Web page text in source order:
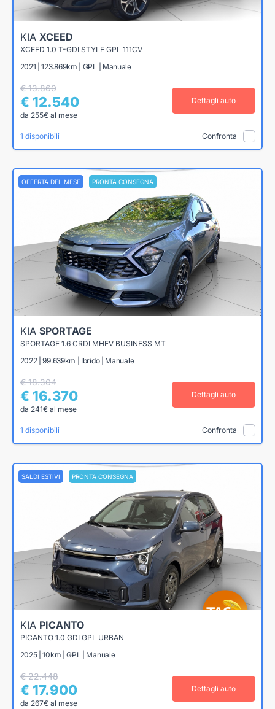
KIA XCEED
XCEED 1.0 T-GDI STYLE GPL 111CV
2021 | 123.869km | GPL | Manuale
€ 13.860
€ 12.540
da 255€ al mese
Dettagli auto
1 disponibili Confronta
OFFERTA DEL MESE PRONTA CONSEGNA
KIA SPORTAGE
SPORTAGE 1.6 CRDI MHEV BUSINESS MT
2022 | 99.639km | Ibrido | Manuale
€ 18.304
€ 16.370
da 241€ al mese
Dettagli auto
1 disponibili Confronta
SALDI ESTIVI PRONTA CONSEGNA
KIA PICANTO
PICANTO 1.0 GDI GPL URBAN
2025 | 10km | GPL | Manuale
€ 22.448
€ 17.900
da 267€ al mese
Dettagli auto